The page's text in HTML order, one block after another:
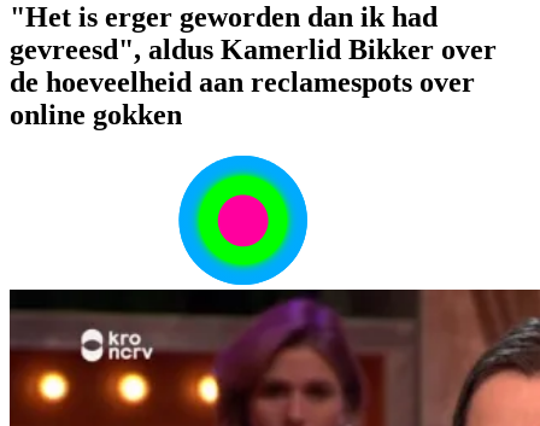
"Het is erger geworden dan ik had
gevreesd", aldus Kamerlid Bikker over
de hoeveelheid aan reclamespots over
online gokken